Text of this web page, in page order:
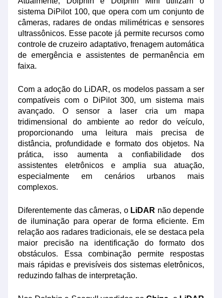
sistema DiPilot 100, que opera com um conjunto de
câmeras, radares de ondas milimétricas e sensores
ultrassônicos. Esse pacote já permite recursos como
controle de cruzeiro adaptativo, frenagem automática
de emergência e assistentes de permanência em
faixa.
Com a adoção do LiDAR, os modelos passam a ser
compatíveis com o DiPilot 300, um sistema mais
avançado. O sensor a laser cria um mapa
tridimensional do ambiente ao redor do veículo,
proporcionando uma leitura mais precisa de
distância, profundidade e formato dos objetos. Na
prática, isso aumenta a confiabilidade dos
assistentes eletrônicos e amplia sua atuação,
especialmente em cenários urbanos mais
complexos.
Diferentemente das câmeras, o LiDAR não depende
de iluminação para operar de forma eficiente. Em
relação aos radares tradicionais, ele se destaca pela
maior precisão na identificação do formato dos
obstáculos. Essa combinação permite respostas
mais rápidas e previsíveis dos sistemas eletrônicos,
reduzindo falhas de interpretação.